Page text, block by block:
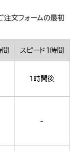
注文フォームの最初
間 スピード1時間
1時間後
-